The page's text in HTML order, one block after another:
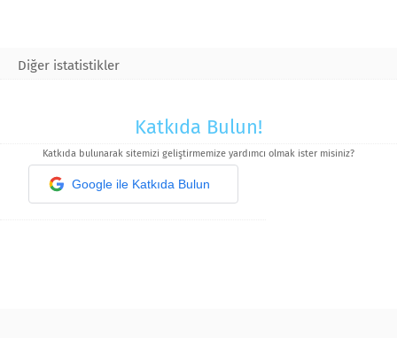
Diğer istatistikler
Katkıda Bulun!
Katkıda bulunarak sitemizi geliştirmemize yardımcı olmak ister misiniz?
Google ile Katkıda Bulun